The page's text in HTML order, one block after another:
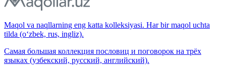
Maqol va naqllarning eng katta kolleksiyasi. Har bir maqol uchta
tilda (o‘zbek, rus, ingliz).
Самая большая коллекция пословиц и поговорок на трёх
языках (узбекский, русский, английский).